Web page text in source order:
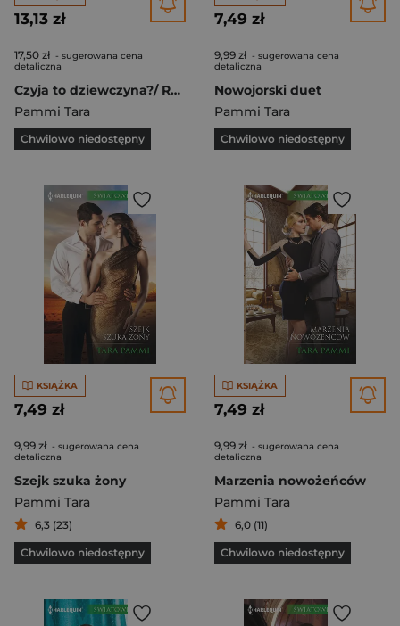
13,13 zł
17,50 zł - sugerowana cena
detaliczna
Czyja to dziewczyna?/ Rosyjski temperament. Harlequin
Pammi Tara
Chwilowo niedostępny
7,49 zł
9,99 zł - sugerowana cena
detaliczna
Nowojorski duet
Pammi Tara
Chwilowo niedostępny
KSIĄŻKA
7,49 zł
9,99 zł - sugerowana cena
detaliczna
Szejk szuka żony
Pammi Tara
6,3 (23)
Chwilowo niedostępny
KSIĄŻKA
7,49 zł
9,99 zł - sugerowana cena
detaliczna
Marzenia nowożeńców
Pammi Tara
6,0 (11)
Chwilowo niedostępny